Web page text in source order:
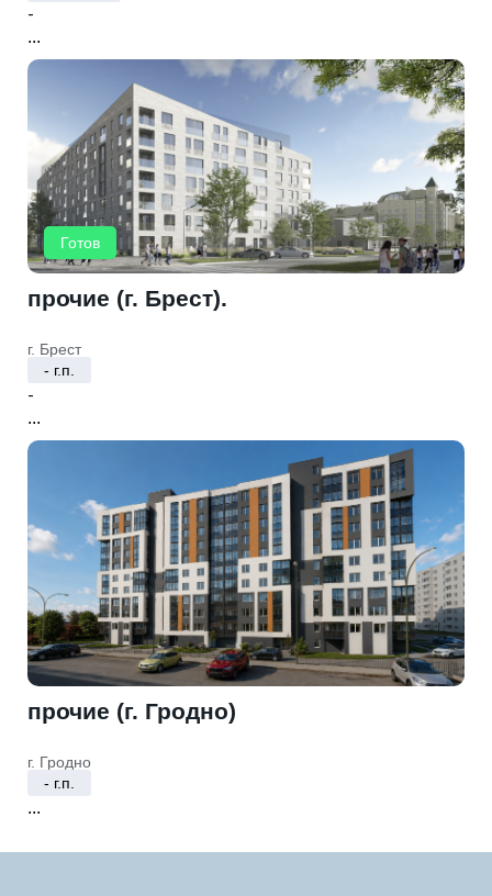
-
...
Готов
прочие (г. Брест).
г. Брест
- г.п.
-
...
прочие (г. Гродно)
г. Гродно
- г.п.
...